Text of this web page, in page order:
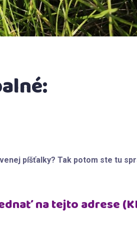
píšťalky? Tak potom ste tu
na tejto adrese